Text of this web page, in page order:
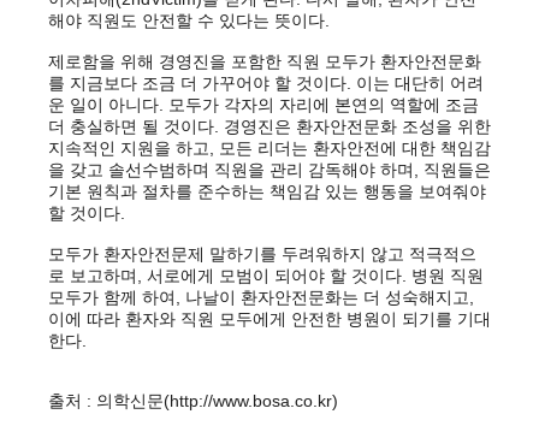
해야 직원도 안전할 수 있다는 뜻이다.
제로함을 위해 경영진을 포함한 직원 모두가 환자안전문화
를 지금보다 조금 더 가꾸어야 할 것이다. 이는 대단히 어려
운 일이 아니다. 모두가 각자의 자리에 본연의 역할에 조금
더 충실하면 될 것이다. 경영진은 환자안전문화 조성을 위한
지속적인 지원을 하고, 모든 리더는 환자안전에 대한 책임감
을 갖고 솔선수범하며 직원을 관리 감독해야 하며, 직원들은
기본 원칙과 절차를 준수하는 책임감 있는 행동을 보여줘야
할 것이다.
모두가 환자안전문제 말하기를 두려워하지 않고 적극적으
로 보고하며, 서로에게 모범이 되어야 할 것이다. 병원 직원
모두가 함께 하여, 나날이 환자안전문화는 더 성숙해지고,
이에 따라 환자와 직원 모두에게 안전한 병원이 되기를 기대
한다.
출처 : 의학신문(http://www.bosa.co.kr)